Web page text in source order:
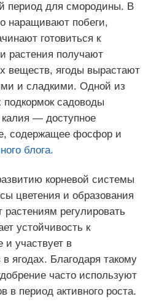
период для смородины. В
наращивают побеги,
готовиться к
растения получают
веществ, ягоды вырастают
и сладкими. Одной из
садоводы
— доступное
содержащее фосфор и
блога.
корневой системы
цветения и образования
регулировать
устойчивость к
и участвует в
ягодах. Благодаря такому
часто используют
в период активного роста.